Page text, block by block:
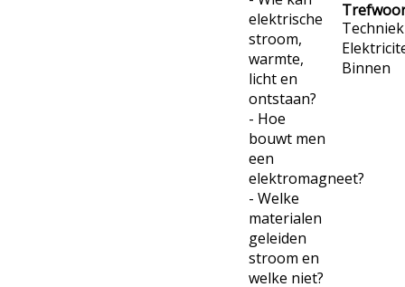
elektrische
stroom,
warmte,
licht en
ontstaan?
- Hoe
bouwt men
een
elektromagneet?
- Welke
materialen
geleiden
stroom en
welke niet?
Techniek
Binnen